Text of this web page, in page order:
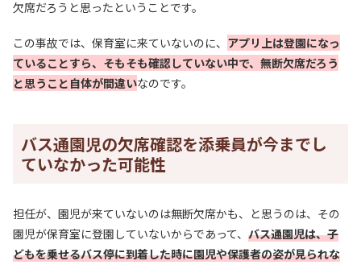
欠席だろうと思ったということです。
この事故では、保育室に来ていないのに、 アプリ上は登園になっ
ていることすら、そもそも確認していない中で、無断欠席だろう
と思うこと自体が間違いなのです。
バス通園児の欠席確認を添乗員が今までし
ていなかった可能性
担任が、園児が来ていないのは無断欠席かも、と思うのは、その
園児が保育室に登園していないからであって、 バス通園児は、子
どもを乗せるバス停に到着した時に園児や保護者の姿が見られな